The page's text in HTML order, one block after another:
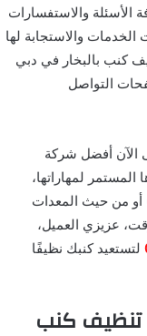
الأسئلة والاستفسارات
الخدمات والاستجابة لها
كنب بالبخار في دبي
التواصل
الآن أفضل شركة
لمهاراتها،
أو من حيث المعدات
عزيزي العميل،
لتستعيد كنبك نظيفًا
تنظيف كنب